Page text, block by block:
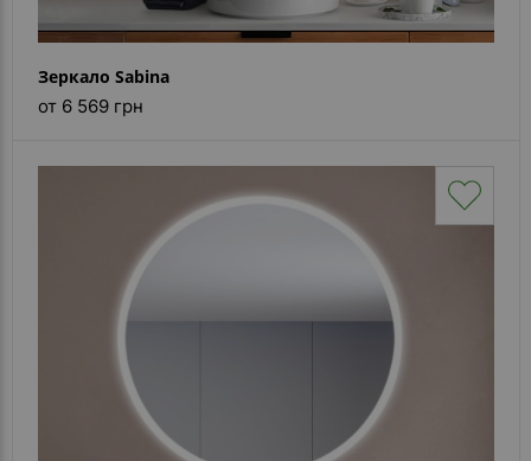
Зеркало Sabina
от 6 569 грн